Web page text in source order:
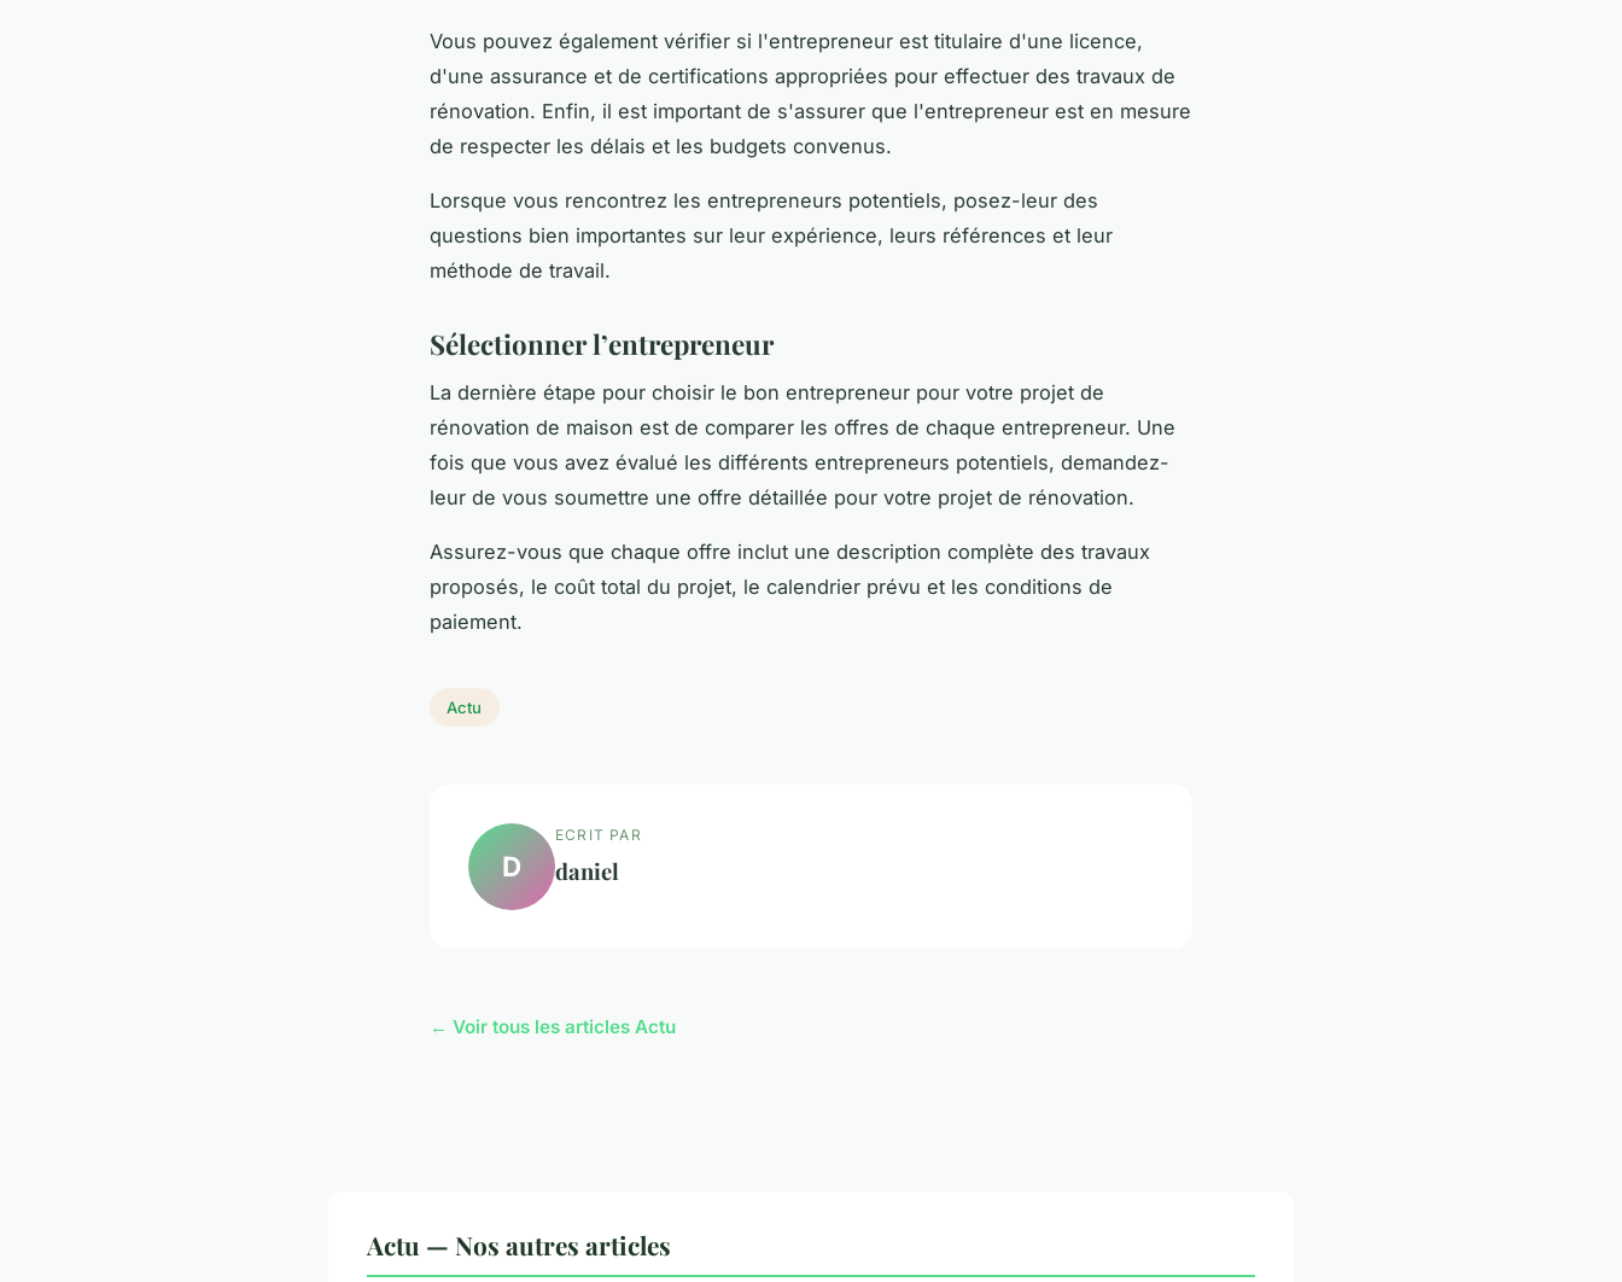
Vous pouvez également vérifier si l'entrepreneur est titulaire d'une licence,
d'une assurance et de certifications appropriées pour effectuer des travaux de
rénovation. Enfin, il est important de s'assurer que l'entrepreneur est en mesure
de respecter les délais et les budgets convenus.
Lorsque vous rencontrez les entrepreneurs potentiels, posez-leur des
questions bien importantes sur leur expérience, leurs références et leur
méthode de travail.
Sélectionner l’entrepreneur
La dernière étape pour choisir le bon entrepreneur pour votre projet de
rénovation de maison est de comparer les offres de chaque entrepreneur. Une
fois que vous avez évalué les différents entrepreneurs potentiels, demandez-
leur de vous soumettre une offre détaillée pour votre projet de rénovation.
Assurez-vous que chaque offre inclut une description complète des travaux
proposés, le coût total du projet, le calendrier prévu et les conditions de
paiement.
Actu
D
ECRIT PAR
daniel
← Voir tous les articles Actu
Actu — Nos autres articles